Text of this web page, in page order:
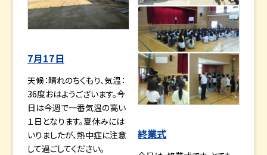
7月17日
天候：晴れのちくもり、気温：
36度おはようございます。今
日は今週で一番気温の高い
１日となります。夏休みには
いりましたが、熱中症に注意
して過ごしてください。
終業式